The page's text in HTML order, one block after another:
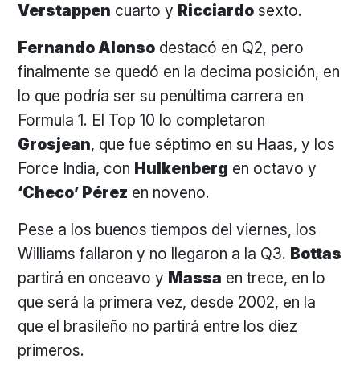
Verstappen cuarto y Ricciardo sexto.
Fernando Alonso destacó en Q2, pero
finalmente se quedó en la decima posición, en
lo que podría ser su penúltima carrera en
Formula 1. El Top 10 lo completaron
Grosjean, que fue séptimo en su Haas, y los
Force India, con Hulkenberg en octavo y
‘Checo’ Pérez en noveno.
Pese a los buenos tiempos del viernes, los
Williams fallaron y no llegaron a la Q3. Bottas
partirá en onceavo y Massa en trece, en lo
que será la primera vez, desde 2002, en la
que el brasileño no partirá entre los diez
primeros.